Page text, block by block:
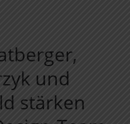
und
stärken